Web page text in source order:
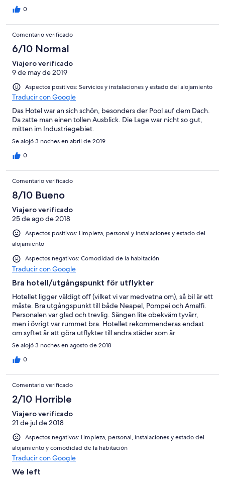
0
Comentario verificado
6/10 Normal
Viajero verificado
9 de may de 2019
Aspectos positivos: Servicios y instalaciones y estado del alojamiento
Traducir con Google
Das Hotel war an sich schön, besonders der Pool auf dem Dach.
Da zatte man einen tollen Ausblick. Die Lage war nicht so gut,
mitten im Industriegebiet.
Se alojó 3 noches en abril de 2019
0
Comentario verificado
8/10 Bueno
Viajero verificado
25 de ago de 2018
Aspectos positivos: Limpieza, personal y instalaciones y estado del
alojamiento
Aspectos negativos: Comodidad de la habitación
Traducir con Google
Bra hotell/utgångspunkt för utflykter
Hotellet ligger väldigt off (vilket vi var medvetna om), så bil är ett
måste. Bra utgångspunkt till både Neapel, Pompei och Amalfi.
Personalen var glad och trevlig. Sängen lite obekväm tyvärr,
men i övrigt var rummet bra. Hotellet rekommenderas endast
om syftet är att göra utflykter till andra städer som är
närliggande.
Se alojó 3 noches en agosto de 2018
0
Comentario verificado
2/10 Horrible
Viajero verificado
21 de jul de 2018
Aspectos negativos: Limpieza, personal, instalaciones y estado del
alojamiento y comodidad de la habitación
Traducir con Google
We left